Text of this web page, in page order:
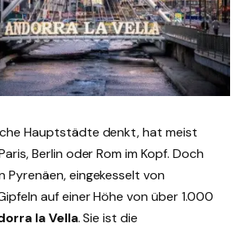
Hauptstädte denkt, hat meist
Berlin oder Rom im Kopf. Doch
Pyrenäen, eingekesselt von
auf einer Höhe von über 1.000
la Vella. Sie ist die